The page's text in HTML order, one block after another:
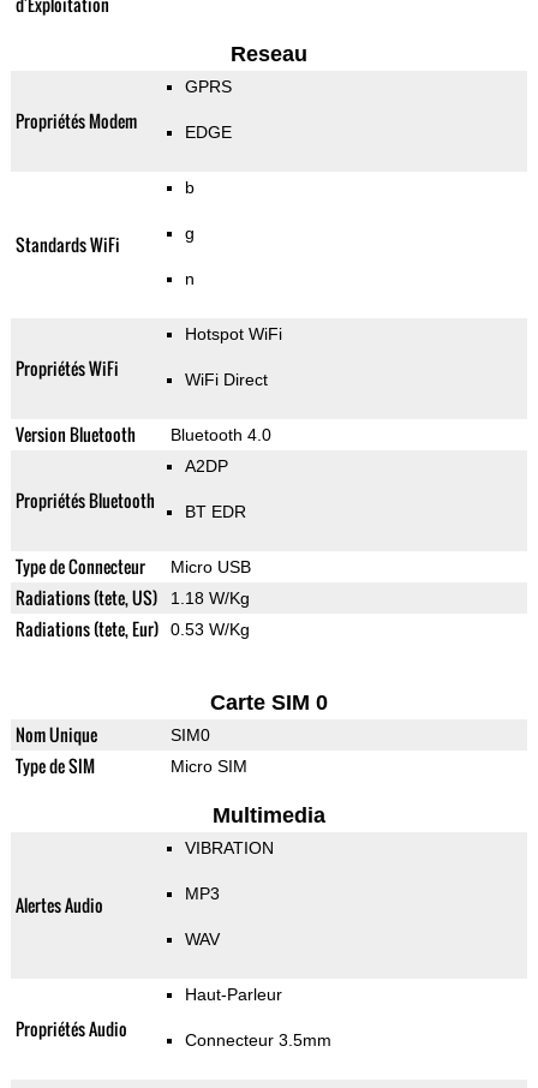
Reseau
Propriétés Modem
GPRS
EDGE
Standards WiFi
b
g
n
Propriétés WiFi
Hotspot WiFi
WiFi Direct
Version Bluetooth Bluetooth 4.0
Propriétés Bluetooth
A2DP
BT EDR
Type de Connecteur Micro USB
Radiations (tete, US) 1.18 W/Kg
Radiations (tete, Eur) 0.53 W/Kg
Carte SIM 0
Nom Unique SIM0
Type de SIM Micro SIM
Multimedia
Alertes Audio
VIBRATION
MP3
WAV
Propriétés Audio
Haut-Parleur
Connecteur 3.5mm